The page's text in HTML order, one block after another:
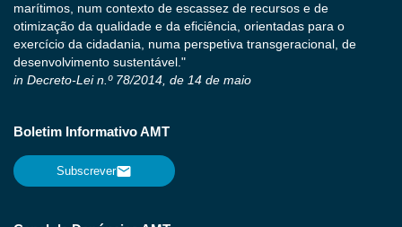
marítimos, num contexto de escassez de recursos e de
otimização da qualidade e da eficiência, orientadas para o
exercício da cidadania, numa perspetiva transgeracional, de
desenvolvimento sustentável."
in Decreto-Lei n.º 78/2014, de 14 de maio
Boletim Informativo AMT
Subscrever